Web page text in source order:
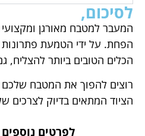
לסיכום,
המעבר למטבח מאורגן
הפחת. על ידי הטמעת
הכלים הטובים ביותר להצליח,
רוצים להפוך את המטבח שלכם
הציוד המתאים בדיוק לצרכים
לפרטים